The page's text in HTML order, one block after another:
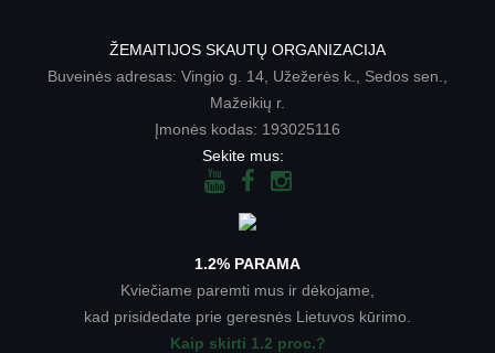
ŽEMAITIJOS SKAUTŲ ORGANIZACIJA
Buveinės adresas: Vingio g. 14, Užežerės k., Sedos sen.,
Mažeikių r.
Įmonės kodas: 193025116
Sekite mus:
1.2% PARAMA
Kviečiame paremti mus ir dėkojame,
kad prisidedate prie geresnės Lietuvos kūrimo.
Kaip skirti 1.2 proc.?